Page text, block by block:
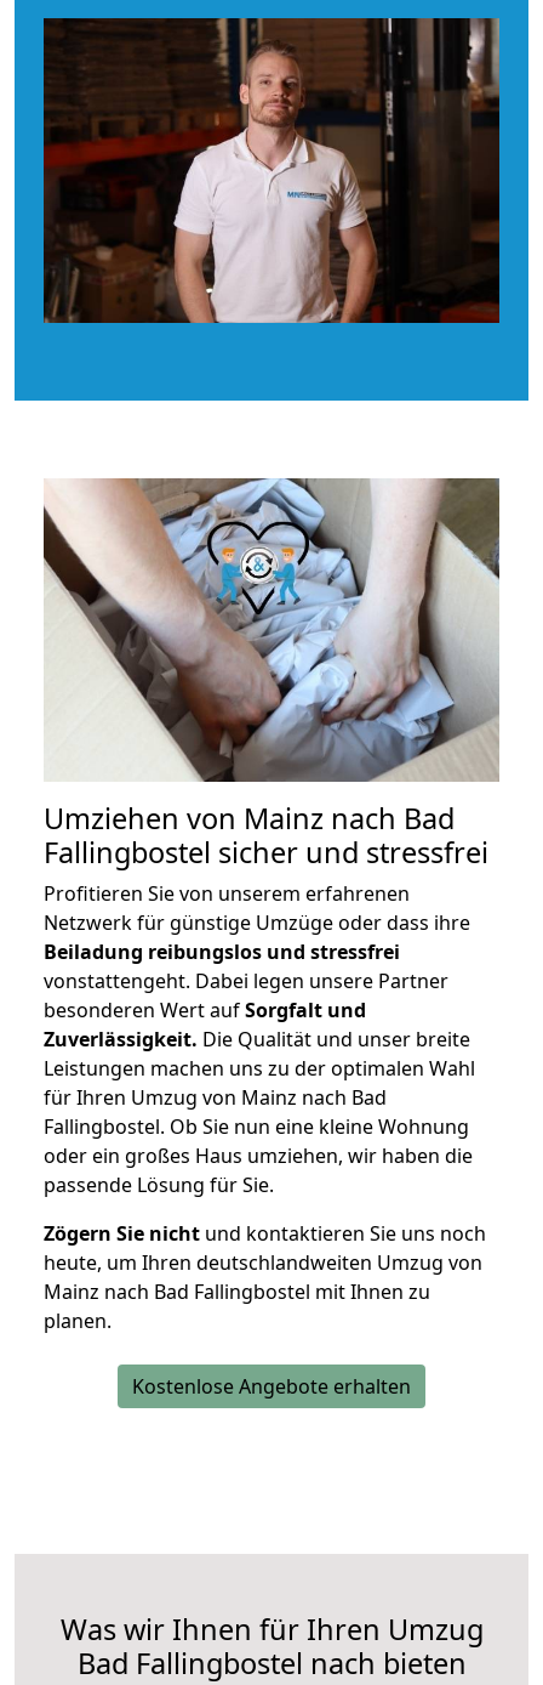
Umziehen von Mainz nach Bad
Fallingbostel sicher und stressfrei
Profitieren Sie von unserem erfahrenen
Netzwerk für günstige Umzüge oder dass ihre
Beiladung reibungslos und stressfrei
vonstattengeht. Dabei legen unsere Partner
besonderen Wert aufSorgfalt und
Zuverlässigkeit. Die Qualität und unser breite
Leistungen machen uns zu der optimalen Wahl
für Ihren Umzug von Mainz nach Bad
Fallingbostel. Ob Sie nun eine kleine Wohnung
oder ein großes Haus umziehen, wir haben die
passende Lösung für Sie.
Zögern Sie nicht und kontaktieren Sie uns noch
heute, um Ihren deutschlandweiten Umzug von
Mainz nach Bad Fallingbostel mit Ihnen zu
planen.
Kostenlose Angebote erhalten
Was wir Ihnen für Ihren Umzug
Bad Fallingbostel nach bieten